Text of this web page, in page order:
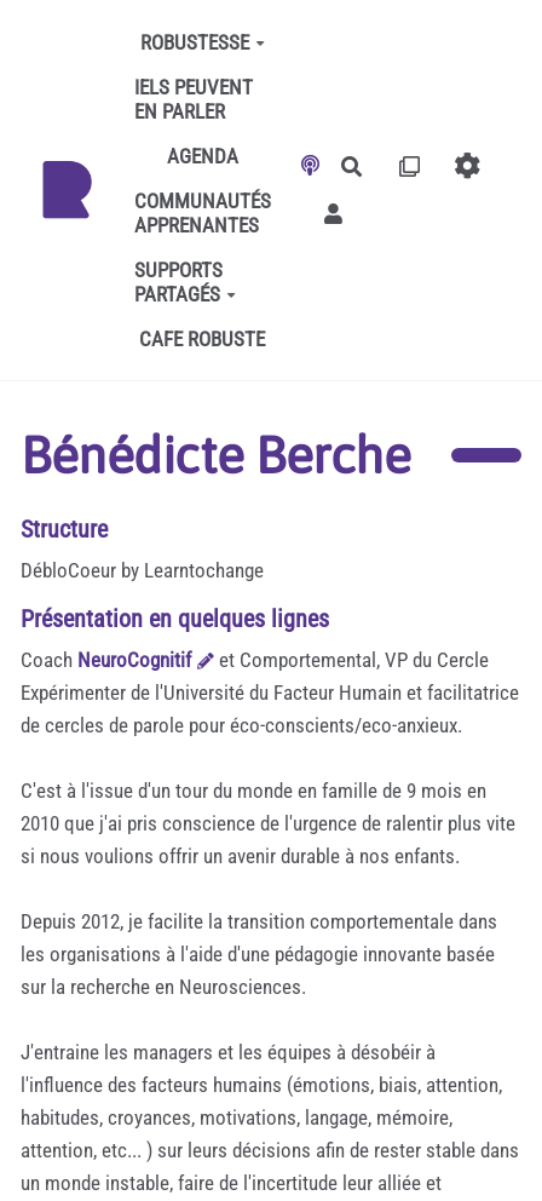
Aller au contenu principal
ROBUSTESSE
IELS PEUVENT
EN PARLER
AGENDA
COMMUNAUTÉS
APPRENANTES
SUPPORTS
PARTAGÉS
CAFE ROBUSTE
Rechercher
Bénédicte Berche
Structure
DébloCoeur by Learntochange
Présentation en quelques lignes
Coach NeuroCognitif
et Comportemental, VP du Cercle
Expérimenter de l'Université du Facteur Humain et facilitatrice
de cercles de parole pour éco-conscients/eco-anxieux.
C'est à l'issue d'un tour du monde en famille de 9 mois en
2010 que j'ai pris conscience de l'urgence de ralentir plus vite
si nous voulions offrir un avenir durable à nos enfants.
Depuis 2012, je facilite la transition comportementale dans
les organisations à l'aide d'une pédagogie innovante basée
sur la recherche en Neurosciences.
J'entraine les managers et les équipes à désobéir à
l'influence des facteurs humains (émotions, biais, attention,
habitudes, croyances, motivations, langage, mémoire,
attention, etc... ) sur leurs décisions afin de rester stable dans
un monde instable, faire de l'incertitude leur alliée et